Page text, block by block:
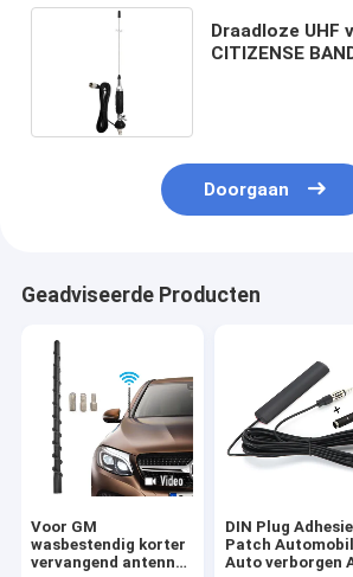
Draadloze UHF
CITIZENSE
Doorgaan
Geadviseerde Producten
Voor GM
wasbestendig korter
vervangend antenne
DIN Plug
Patch
Auto verborgen